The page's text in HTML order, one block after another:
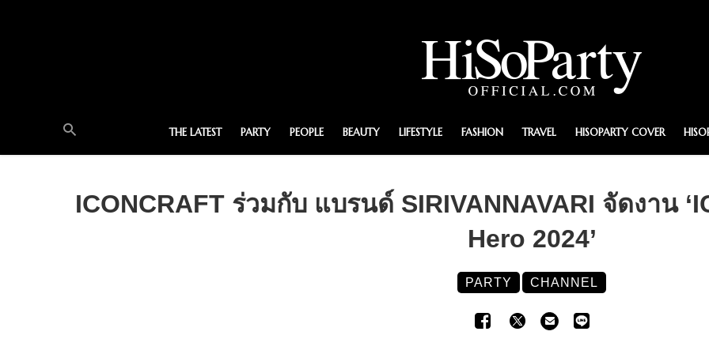
THE LATEST PARTY PEOPLE BEAUTY LIFESTYLE FASHION TRAVEL HISOPARTY COVER
ICONCRAFT ร่วมกับ แบรนด์ SIRIVANNAVARI จัดงาน
Hero 2024’
PARTY CHANNEL